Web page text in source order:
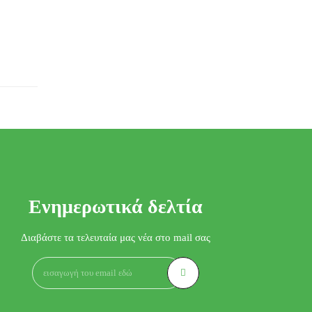
Ενημερωτικά δελτία
Διαβάστε τα τελευταία μας νέα στο mail σας